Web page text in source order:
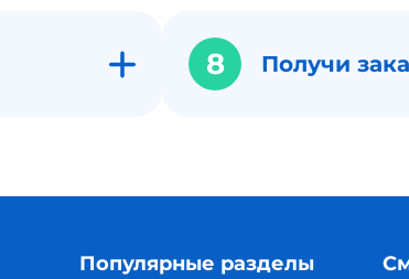
8 Получи
Популярные разделы